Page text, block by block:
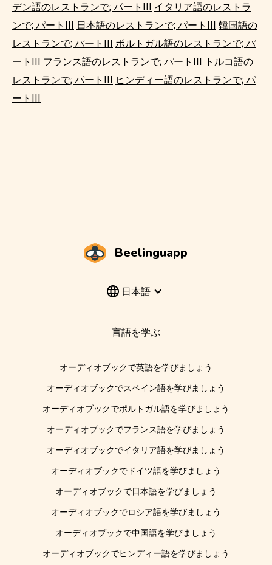
デン語のレストランで; パートIII イタリア語のレストラ
ンで; パートIII 日本語のレストランで; パートIII 韓国語の
レストランで; パートIII ポルトガル語のレストランで; パ
ートIII フランス語のレストランで; パートIII トルコ語の
レストランで; パートIII ヒンディー語のレストランで; パ
ートIII
Beelinguapp
日本語
言語を学ぶ
オーディオブックで英語を学びましょう
オーディオブックでスペイン語を学びましょう
オーディオブックでポルトガル語を学びましょう
オーディオブックでフランス語を学びましょう
オーディオブックでイタリア語を学びましょう
オーディオブックでドイツ語を学びましょう
オーディオブックで日本語を学びましょう
オーディオブックでロシア語を学びましょう
オーディオブックで中国語を学びましょう
オーディオブックでヒンディー語を学びましょう